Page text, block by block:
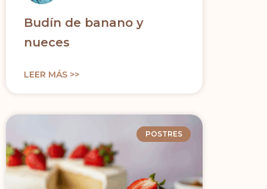
Budín de banano y
nueces
LEER MÁS >>
POSTRES